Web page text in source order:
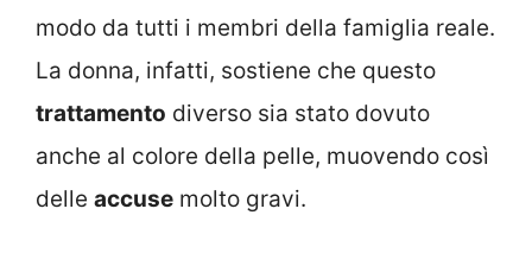
modo da tutti i membri della famiglia reale.
La donna, infatti, sostiene che questo
trattamento diverso sia stato dovuto
anche al colore della pelle, muovendo così
delle accuse molto gravi.